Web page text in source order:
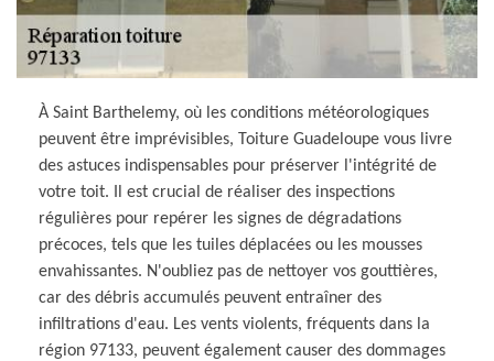
À Saint Barthelemy, où les conditions météorologiques
peuvent être imprévisibles, Toiture Guadeloupe vous livre
des astuces indispensables pour préserver l'intégrité de
votre toit. Il est crucial de réaliser des inspections
régulières pour repérer les signes de dégradations
précoces, tels que les tuiles déplacées ou les mousses
envahissantes. N'oubliez pas de nettoyer vos gouttières,
car des débris accumulés peuvent entraîner des
infiltrations d'eau. Les vents violents, fréquents dans la
région 97133, peuvent également causer des dommages